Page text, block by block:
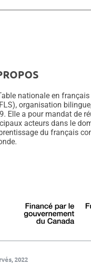
nationale en
organisation
Elle a pour mandat de
acteurs dans le
du français
2022